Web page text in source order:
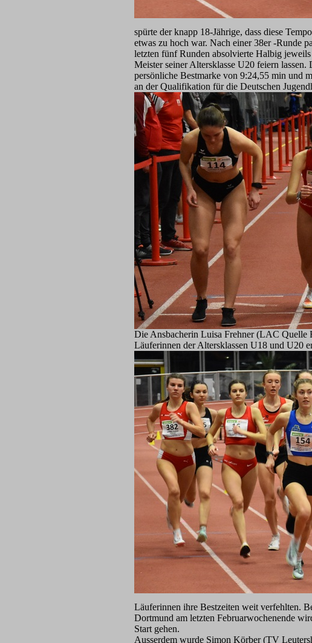
spürte der knapp 18-Jährige, dass diese
etwas zu hoch war. Nach einer 38er -Runde
letzten fünf Runden absolvierte Halbig
Meister seiner Altersklasse U20 feiern
persönliche Bestmarke von 9:24,55 min und
an der Qualifikation für die Deutschen
Die Ansbacherin Luisa Frehner (LAC Quelle
Läuferinnen der Altersklassen U18 und U20
Läuferinnen ihre Bestzeiten weit verfehlten.
Dortmund am letzten Februarwochenende
Start gehen.
Ausserdem wurde Simon Körber (TV